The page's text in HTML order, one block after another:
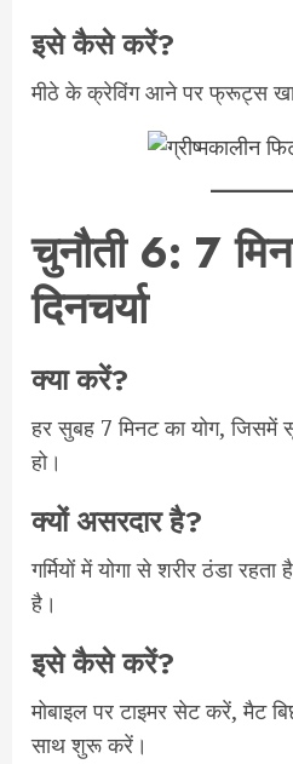
इसे कैसे करें?
मीठे के क्रेविंग आने पर फ्रूट्स
चुनौती 6: 7
दिनचर्या
क्या करें?
हर सुबह 7 मिनट का योग, जिसमें
हो।
क्यों असरदार है?
गर्मियों में योगा से शरीर ठंडा
है।
इसे कैसे करें?
मोबाइल पर टाइमर सेट करें, मैट
साथ शुरू करें।